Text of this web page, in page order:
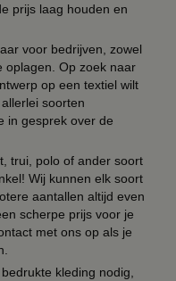
prijs laag houden en
voor bedrijven, zowel
oplagen. Op zoek naar
op een textiel wilt
soorten
in gesprek over de
trui, polo of ander soort
Wij kunnen elk soort
aantallen altijd even
scherpe prijs voor je
met ons op als je
kleding nodig,